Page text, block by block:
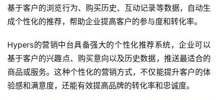
基于客户的浏览行为、购买历史、互动记录等数据，自动生
成个性化的推荐，帮助企业提高客户的参与度和转化率。
Hypers的营销中台具备强大的个性化推荐系统，企业可以
基于客户的兴趣点、购买意向以及历史数据，推送最适合的
商品或服务。这种个性化的营销方式，不仅能提升客户的体
验感和满意度，还能有效提高品牌的转化率和忠诚度。